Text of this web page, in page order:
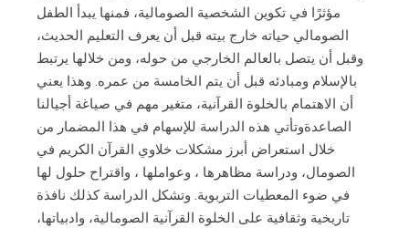
مؤثرًا في تكوين الشخصية الصومالية، فمنها يبدأ الطفل
الصومالي حياته خارج بيته قبل أن يعرف التعليم الحديث،
وقبل أن يتصل بالعالم الخارجي من حوله، ومن خلالها يرتبط
بالإسلام ومبادئه قبل أن يتم الخامسة من عمره. وهذا يعني
أن الاهتمام بالخلوة القرآنية، متغير مهم في صياغة أجيالنا
الصاعدةوتأتي هذه الدراسة للإسهام في هذا المضمار من
خلال استعراض أبرز مشكلات خلاوي القرآن الكريم في
الصومال، ودراسة مظاهرها ، وعواملها ، واقتراح حلول لها
في ضوء المعطيات التربوية. وتشكل الدراسة كذلك نافذة
تاريخية وثقافية على الخلوة القرآنية الصومالية، وادبياتها،